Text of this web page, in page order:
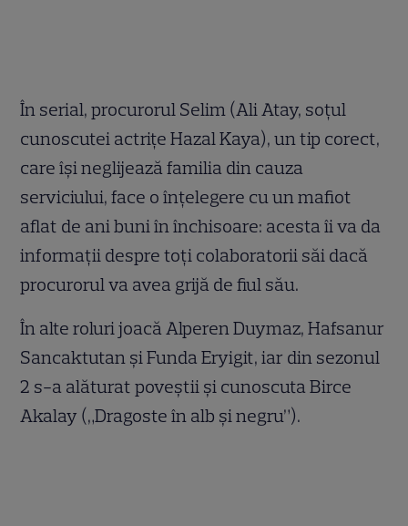
În serial, procurorul Selim (Ali Atay, soțul
cunoscutei actrițe Hazal Kaya), un tip corect,
care își neglijează familia din cauza
serviciului, face o înțelegere cu un mafiot
aflat de ani buni în închisoare: acesta îi va da
informații despre toți colaboratorii săi dacă
procurorul va avea grijă de fiul său.
În alte roluri joacă Alperen Duymaz, Hafsanur
Sancaktutan și Funda Eryigit, iar din sezonul
2 s-a alăturat poveștii și cunoscuta Birce
Akalay („Dragoste în alb și negru”).